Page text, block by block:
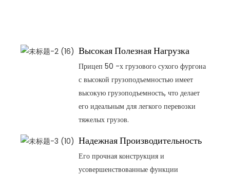
Высокая Полезная Нагрузка
Прицеп 50 -х грузового сухого фургона
с высокой грузоподъемностью имеет
высокую грузоподъемность, что делает
его идеальным для легкого перевозки
тяжелых грузов.
Надежная Производительность
Его прочная конструкция и
усовершенствованные функции